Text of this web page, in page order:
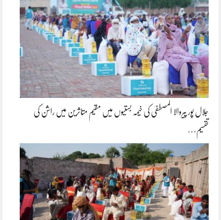
جلال پور پیروالا المصطفیٰ کی خیمہ بستیوں میں مقیم متاثرین میں راشن کی
تقسیم…